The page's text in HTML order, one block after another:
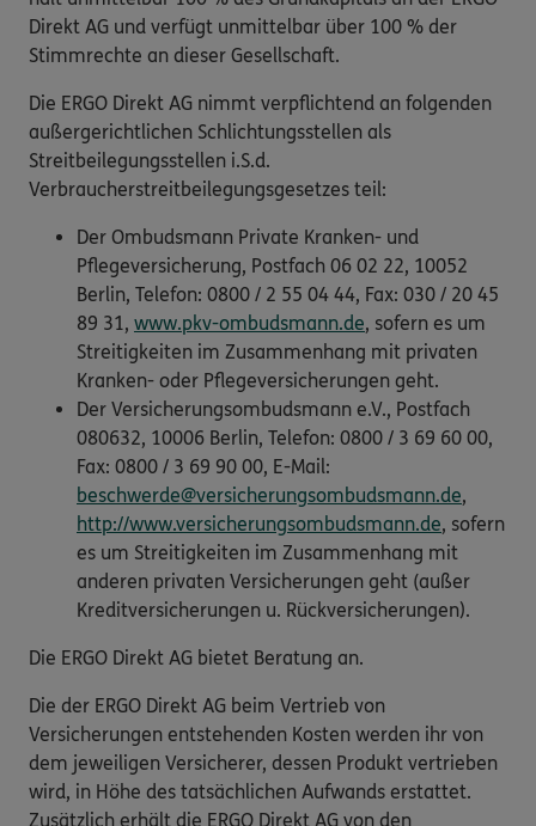
Direkt AG und verfügt unmittelbar über 100 % der
Stimmrechte an dieser Gesellschaft.
Die ERGO Direkt AG nimmt verpflichtend an folgenden
außergerichtlichen Schlichtungsstellen als
Streitbeilegungsstellen i.S.d.
Verbraucherstreitbeilegungsgesetzes teil:
Der Ombudsmann Private Kranken- und
Pflegeversicherung, Postfach 06 02 22, 10052
Berlin, Telefon: 0800 / 2 55 04 44, Fax: 030 / 20 45
89 31, www.pkv-ombudsmann.de, sofern es um
Streitigkeiten im Zusammenhang mit privaten
Kranken- oder Pflegeversicherungen geht.
Der Versicherungsombudsmann e.V., Postfach
080632, 10006 Berlin, Telefon: 0800 / 3 69 60 00,
Fax: 0800 / 3 69 90 00, E-Mail:
beschwerde@versicherungsombudsmann.de,
http://www.versicherungsombudsmann.de, sofern
es um Streitigkeiten im Zusammenhang mit
anderen privaten Versicherungen geht (außer
Kreditversicherungen u. Rückversicherungen).
Die ERGO Direkt AG bietet Beratung an.
Die der ERGO Direkt AG beim Vertrieb von
Versicherungen entstehenden Kosten werden ihr von
dem jeweiligen Versicherer, dessen Produkt vertrieben
wird, in Höhe des tatsächlichen Aufwands erstattet.
Zusätzlich erhält die ERGO Direkt AG von den